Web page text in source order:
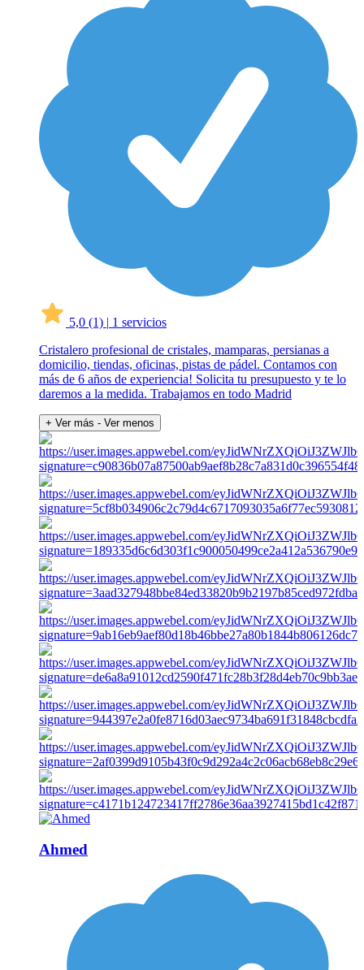
5,0 (1) | 1 servicios
Cristalero profesional de cristales, mamparas, persianas a
domicilio, tiendas, oficinas, pistas de pádel. Contamos con
más de 6 años de experiencia! Solicita tu presupuesto y te lo
daremos a la medida. Trabajamos en todo Madrid
+ Ver más - Ver menos
Ahmed